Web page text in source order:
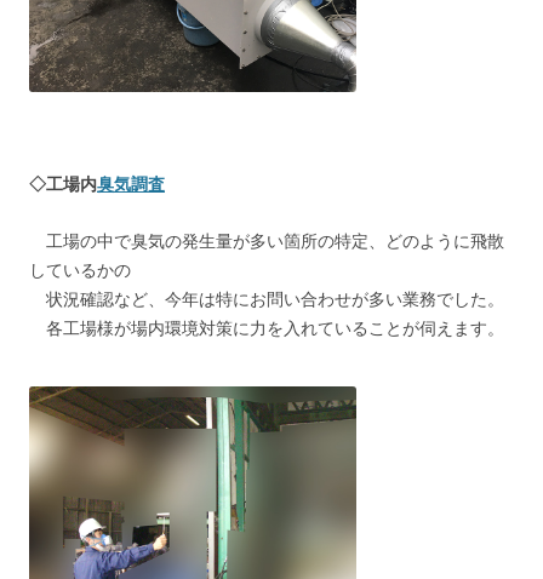
◇工場内臭気調査
工場の中で臭気の発生量が多い箇所の特定、どのように飛散
しているかの
状況確認など、今年は特にお問い合わせが多い業務でした。
各工場様が場内環境対策に力を入れていることが伺えます。